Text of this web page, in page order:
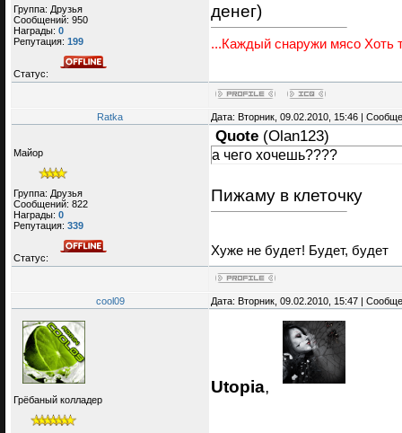
Группа: Друзья
Сообщений: 950
Награды: 0
Репутация: 199
Статус:
денег)
...Каждый снаружи мясо Хоть
Ratka Дата: Вторник, 09.02.2010, 15:46 |
Майор
Группа: Друзья
Сообщений: 822
Награды: 0
Репутация: 339
Статус:
Quote (Olan123)
а чего хочешь????
Пижаму в клеточку
Хуже не будет! Будет, будет
cool09 Дата: Вторник, 09.02.2010, 15:47 |
Грёбаный колладер
Utopia,